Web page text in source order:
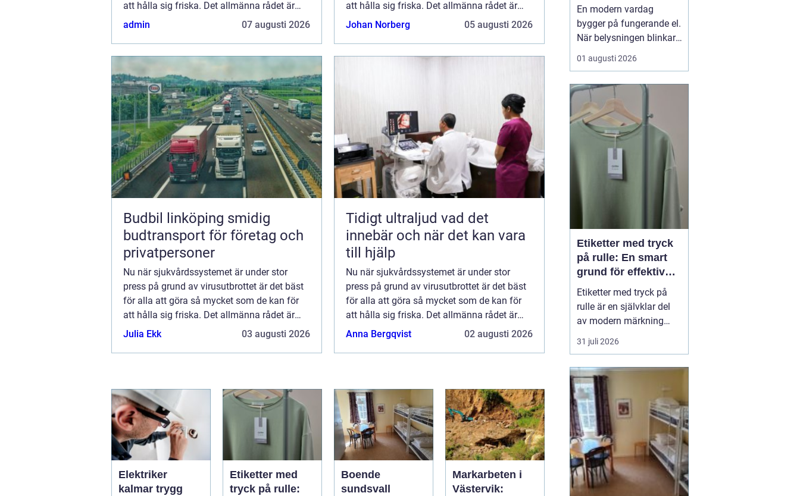
att hålla sig friska. Det allmänna rådet är
trot...
admin 07 augusti 2026
att hålla sig friska. Det allmänna rådet är
trot...
Johan Norberg 05 augusti 2026
Budbil linköping smidig
budtransport för företag och
privatpersoner
Nu när sjukvårdssystemet är under stor
press på grund av virusutbrottet är det bäst
för alla att göra så mycket som de kan för
att hålla sig friska. Det allmänna rådet är
trot...
Julia Ekk 03 augusti 2026
Tidigt ultraljud vad det
innebär och när det kan vara
till hjälp
Nu när sjukvårdssystemet är under stor
press på grund av virusutbrottet är det bäst
för alla att göra så mycket som de kan för
att hålla sig friska. Det allmänna rådet är
trot...
Anna Bergqvist 02 augusti 2026
Elektriker
kalmar trygg
Etiketter med
tryck på rulle:
Boende
sundsvall
Markarbeten i
Västervik:
En modern vardag
bygger på fungerande el.
När belysningen blinkar,
propparna går eller en ny
laddbox ska på plats
lösningar. En kunnig
elektriker ser till att
anläggningen är säker,
laglig och anpassad
efter verkliga behov. I K...
01 augusti 2026
Etiketter med tryck
på rulle: En smart
grund för effektiv
märkning
Etiketter med tryck på
rulle är en självklar del
av modern märkning
inom industri, handel
och logistik. Oavsett om
handel eller tekniska
produkter krävs
lösningar som är
effektiva, drif...
31 juli 2026